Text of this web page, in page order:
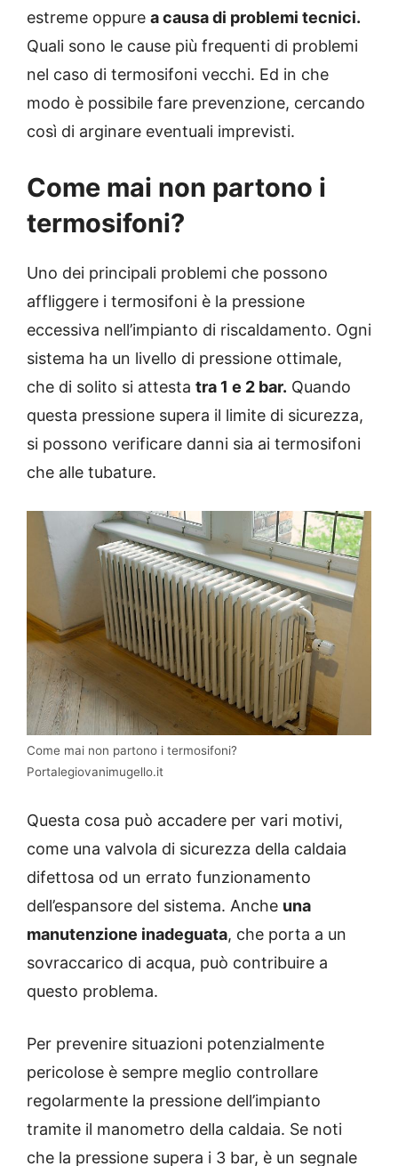
estreme oppure a causa di problemi tecnici.
Quali sono le cause più frequenti di problemi
nel caso di termosifoni vecchi. Ed in che
modo è possibile fare prevenzione, cercando
così di arginare eventuali imprevisti.
Come mai non partono i
termosifoni?
Uno dei principali problemi che possono
affliggere i termosifoni è la pressione
eccessiva nell’impianto di riscaldamento. Ogni
sistema ha un livello di pressione ottimale,
che di solito si attesta tra 1 e 2 bar. Quando
questa pressione supera il limite di sicurezza,
si possono verificare danni sia ai termosifoni
che alle tubature.
Come mai non partono i termosifoni?
Portalegiovanimugello.it
Questa cosa può accadere per vari motivi,
come una valvola di sicurezza della caldaia
difettosa od un errato funzionamento
dell’espansore del sistema. Anche una
manutenzione inadeguata, che porta a un
sovraccarico di acqua, può contribuire a
questo problema.
Per prevenire situazioni potenzialmente
pericolose è sempre meglio controllare
regolarmente la pressione dell’impianto
tramite il manometro della caldaia. Se noti
che la pressione supera i 3 bar, è un segnale